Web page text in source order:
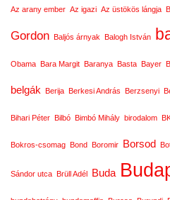
Az arany ember Az igazi Az üstökös lángja
Gordon Baljós árnyak Balogh István
Obama Bara Margit Baranya Basta Bayer
belgák Berija Berkesi András Berzsenyi
Bihari Péter Bilbó Bimbó Mihály birodalom
Bokros-csomag Bond Boromir Borsod
Sándor utca Brüll Adél Buda